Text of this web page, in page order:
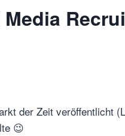
der Zeit veröffentlicht
😉